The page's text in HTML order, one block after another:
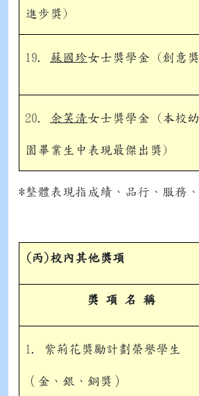
進步獎)
19. 蘇國珍女士獎學金 (創意
20. 余笑清女士獎學金 (本校
園畢業生中表現最傑出獎)
*整體表現指成績、品行、服務
( 丙)校內其他獎項
獎 項 名 稱
1. 紫荊花獎勵計劃榮譽學生
（金、銀、銅獎）